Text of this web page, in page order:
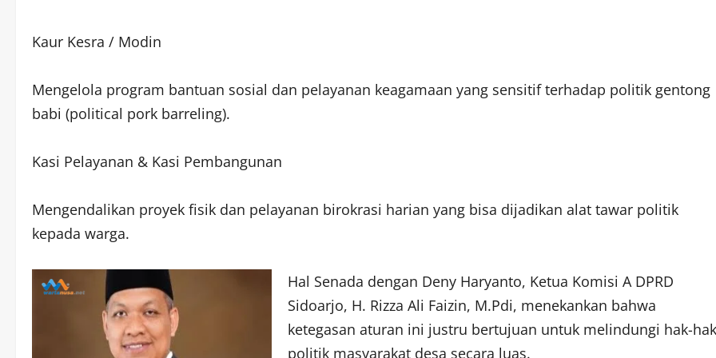
Kaur Kesra / Modin
Mengelola program bantuan sosial dan pelayanan keagamaan yang sensitif terhadap politik gentong
babi (political pork barreling).
Kasi Pelayanan & Kasi Pembangunan
Mengendalikan proyek fisik dan pelayanan birokrasi harian yang bisa dijadikan alat tawar politik
kepada warga.
Hal Senada dengan Deny Haryanto, Ketua Komisi A DPRD
Sidoarjo, H. Rizza Ali Faizin, M.Pdi, menekankan bahwa
ketegasan aturan ini justru bertujuan untuk melindungi hak-hak
politik masyarakat desa secara luas.